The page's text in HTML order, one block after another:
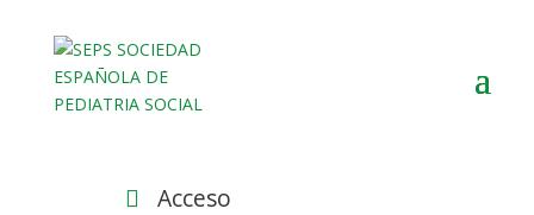
 Acceso